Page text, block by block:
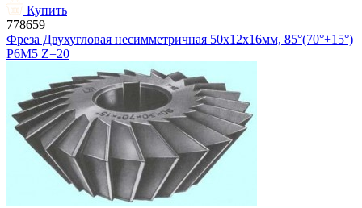
Купить
778659
Фреза Двухугловая несимметричная 50х12х16мм, 85°(70°+15°)
Р6М5 Z=20